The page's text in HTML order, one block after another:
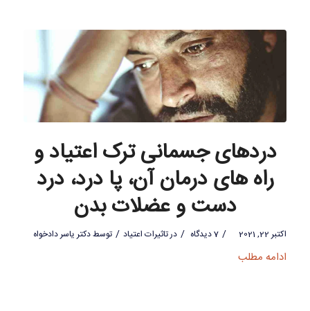
دردهای جسمانی ترک اعتیاد و
راه های درمان آن، پا درد، درد
دست و عضلات بدن
اکتبر 22, 2021 / 7 دیدگاه / درتاثیرات اعتیاد / توسطدکتر یاسر دادخواه
ادامه مطلب